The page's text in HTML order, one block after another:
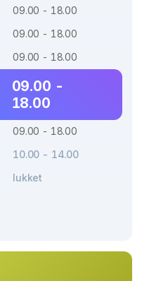
09.00 - 18.00
09.00 - 18.00
09.00 - 18.00
09.00 -
18.00
09.00 - 18.00
10.00 - 14.00
lukket